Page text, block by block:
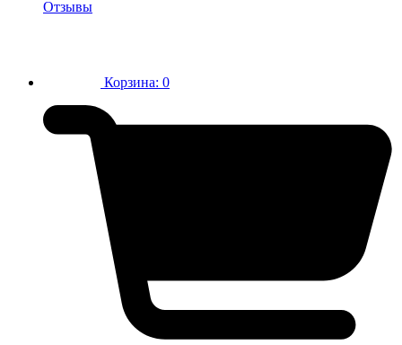
Отзывы
Корзина: 0